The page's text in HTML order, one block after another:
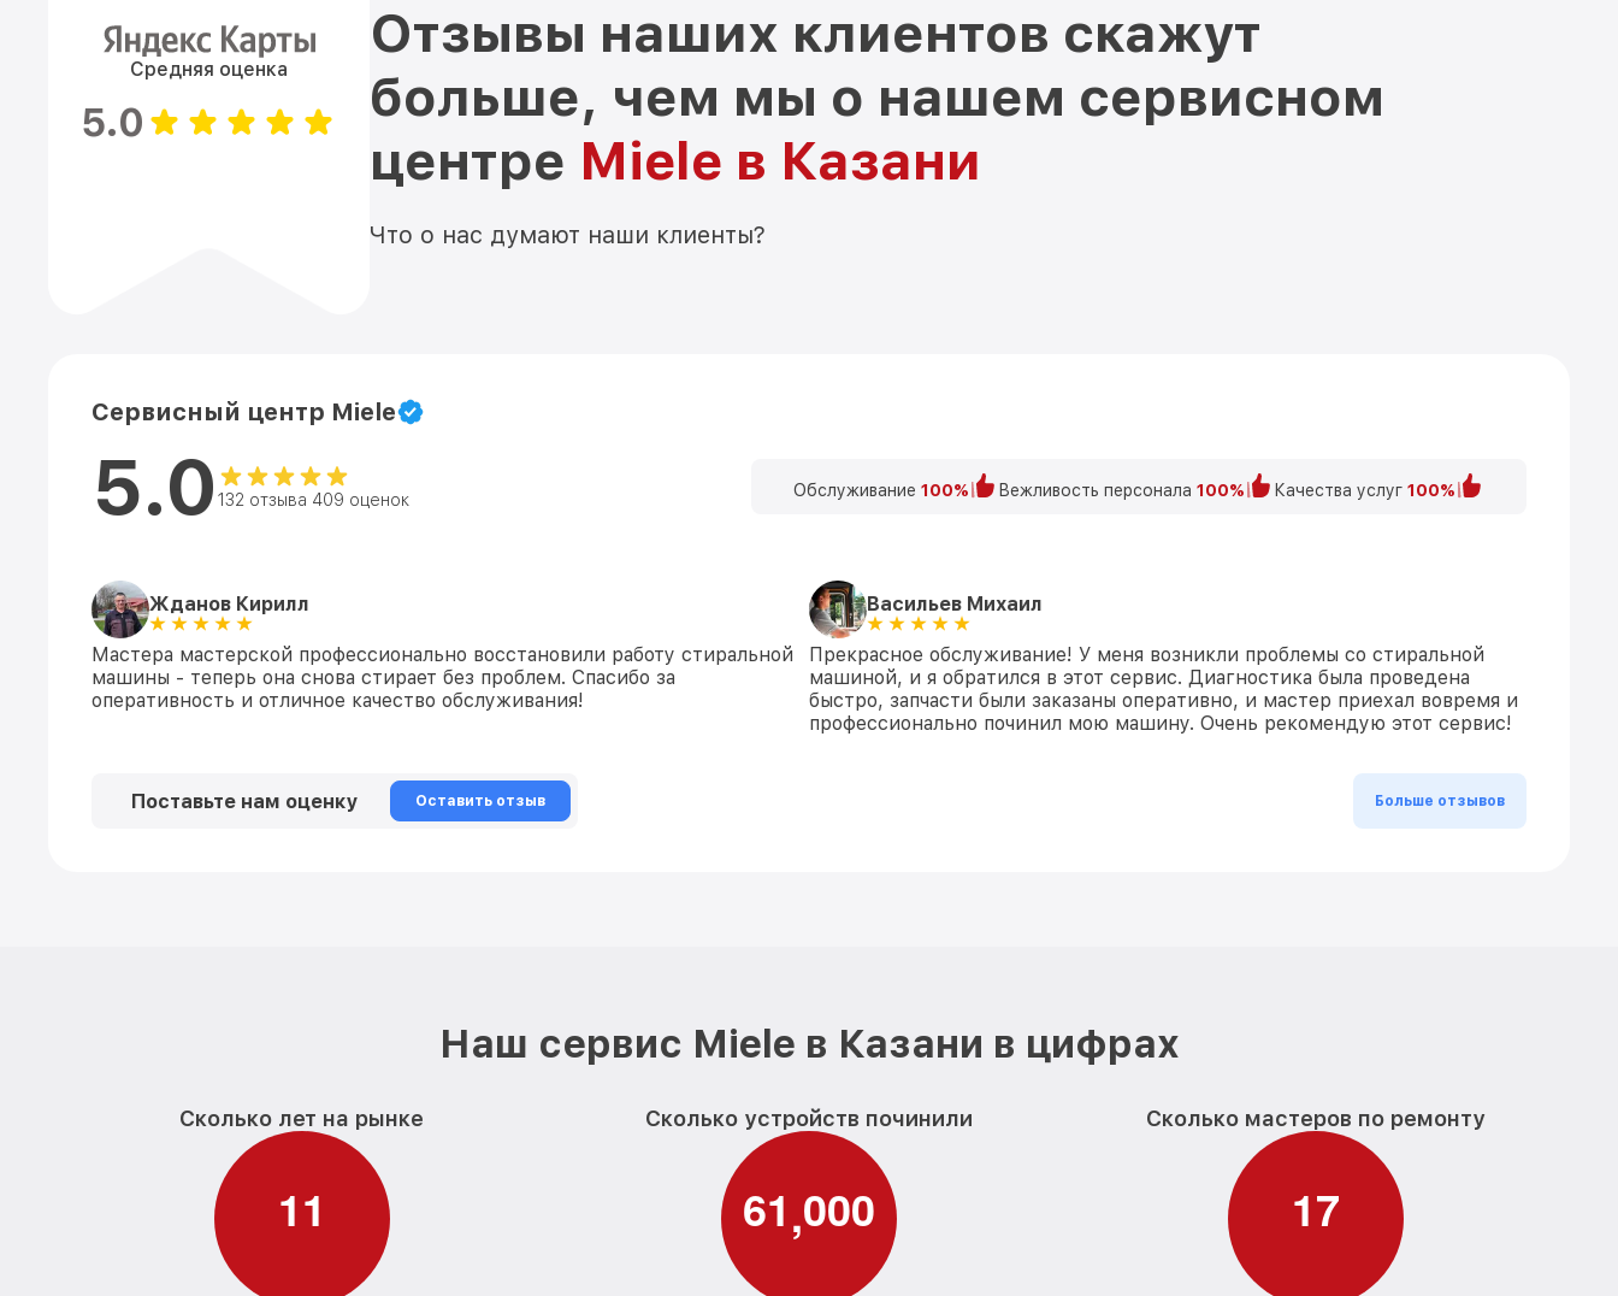
Средняя оценка
5.0
Отзывы наших клиентов скажут
больше, чем мы о нашем сервисном
центре Miele в Казани
Что о нас думают наши клиенты?
Сервисный центр Miele
5.0 132 отзыва 409 оценок Обслуживание 100% Вежливость персонала 100% Качества услуг 100%
Жданов Кирилл
Мастера мастерской профессионально восстановили работу стиральной
машины - теперь она снова стирает без проблем. Спасибо за
оперативность и отличное качество обслуживания!
Васильев Михаил
Прекрасное обслуживание! У меня возникли проблемы со стиральной
машиной, и я обратился в этот сервис. Диагностика была проведена
быстро, запчасти были заказаны оперативно, и мастер приехал вовремя и
профессионально починил мою машину. Очень рекомендую этот сервис!
Поставьте нам оценку Оставить отзыв Больше отзывов
Наш сервис Miele в Казани в цифрах
Сколько лет на рынке
11
Сколько устройств починили
61,000
Сколько мастеров по ремонту
17